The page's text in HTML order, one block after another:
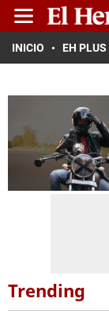
INICIO EH PLUS
Trending